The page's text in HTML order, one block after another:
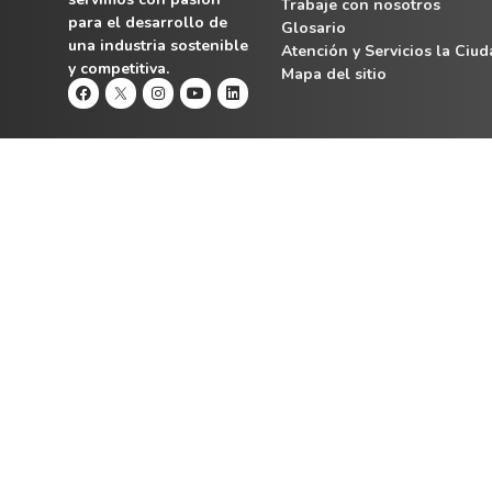
para el desarrollo de
una industria sostenible
y competitiva.
Trabaje con nosotros
Glosario
Atención y Servicios la
Mapa del sitio